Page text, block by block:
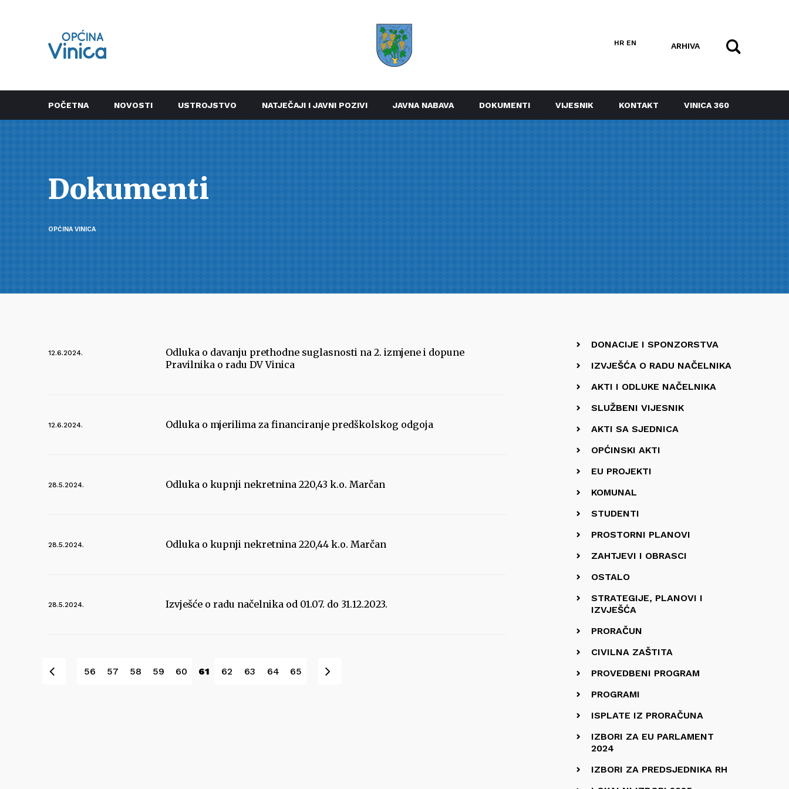
HR EN ARHIVA
POČETNA NOVOSTI USTROJSTVO NATJEČAJI I JAVNI POZIVI JAVNA NABAVA DOKUMENTI VIJESNIK KONTAKT VINICA 360
Dokumenti
OPĆINA VINICA
12.6.2024.
Odluka o davanju prethodne suglasnosti na 2. izmjene i dopune
Pravilnika o radu DV Vinica
12.6.2024. Odluka o mjerilima za financiranje predškolskog odgoja
28.5.2024. Odluka o kupnji nekretnina 220,43 k.o. Marčan
28.5.2024. Odluka o kupnji nekretnina 220,44 k.o. Marčan
28.5.2024. Izvješće o radu načelnika od 01.07. do 31.12.2023.
56 57 58 59 60 61 62 63 64 65
DONACIJE I SPONZORSTVA
IZVJEŠĆA O RADU NAČELNIKA
AKTI I ODLUKE NAČELNIKA
SLUŽBENI VIJESNIK
AKTI SA SJEDNICA
OPĆINSKI AKTI
EU PROJEKTI
KOMUNAL
STUDENTI
PROSTORNI PLANOVI
ZAHTJEVI I OBRASCI
OSTALO
STRATEGIJE, PLANOVI I
IZVJEŠĆA
PRORAČUN
CIVILNA ZAŠTITA
PROVEDBENI PROGRAM
PROGRAMI
ISPLATE IZ PRORAČUNA
IZBORI ZA EU PARLAMENT
2024
IZBORI ZA PREDSJEDNIKA RH